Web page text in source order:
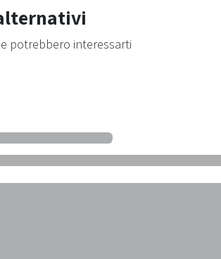
potrebbero interessarti